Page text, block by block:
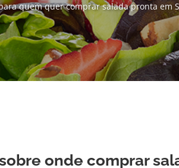
quem quer comprar salada pronta em
onde comprar